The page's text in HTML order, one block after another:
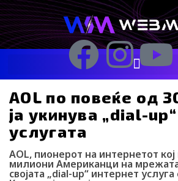
Skip
to
content
F
a
c
e
I
n
s
t
Y
o
u
t
AOL по повеќе од
ја укинува „dial-
услугата
AOL, пионерот на интернетот
милиони Американци на
својата „dial-up“ интернет